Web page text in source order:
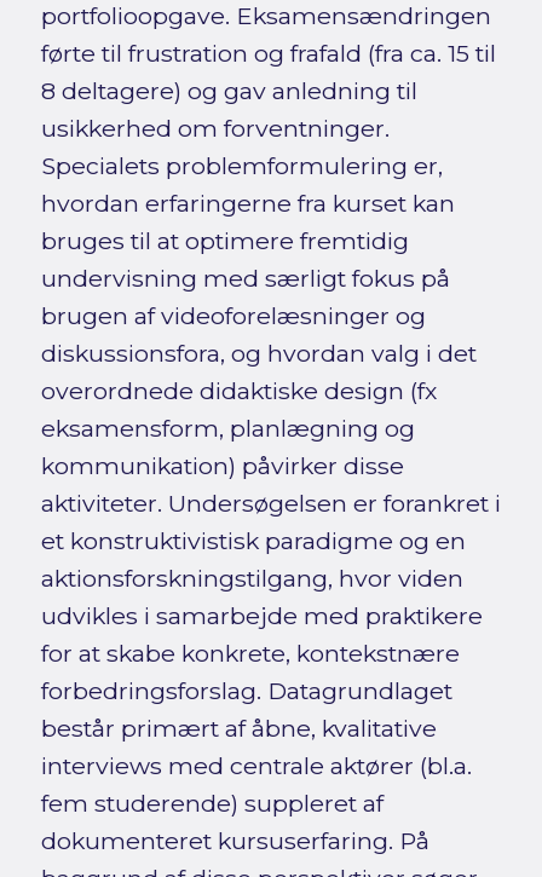
portfolioopgave. Eksamensændringen
førte til frustration og frafald (fra ca. 15 til
8 deltagere) og gav anledning til
usikkerhed om forventninger.
Specialets problemformulering er,
hvordan erfaringerne fra kurset kan
bruges til at optimere fremtidig
undervisning med særligt fokus på
brugen af videoforelæsninger og
diskussionsfora, og hvordan valg i det
overordnede didaktiske design (fx
eksamensform, planlægning og
kommunikation) påvirker disse
aktiviteter. Undersøgelsen er forankret i
et konstruktivistisk paradigme og en
aktionsforskningstilgang, hvor viden
udvikles i samarbejde med praktikere
for at skabe konkrete, kontekstnære
forbedringsforslag. Datagrundlaget
består primært af åbne, kvalitative
interviews med centrale aktører (bl.a.
fem studerende) suppleret af
dokumenteret kursuserfaring. På